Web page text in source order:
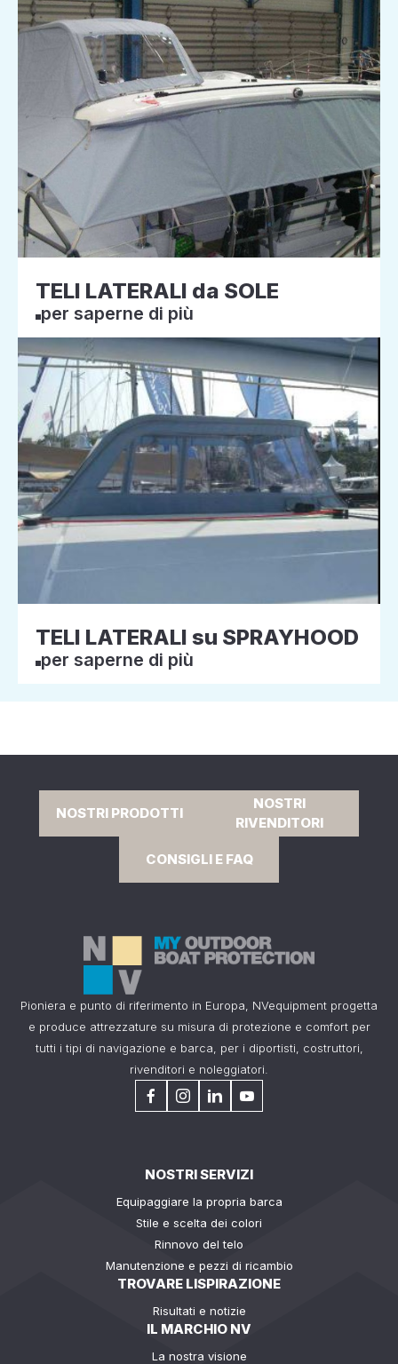
TELI LATERALI da SOLE
per saperne di più
TELI LATERALI su SPRAYHOOD
per saperne di più
NOSTRI PRODOTTI
NOSTRI
RIVENDITORI
CONSIGLI E FAQ
Pioniera e punto di riferimento in Europa, NVequipment progetta
e produce attrezzature su misura di protezione e comfort per
tutti i tipi di navigazione e barca, per i diportisti, costruttori,
rivenditori e noleggiatori.
NOSTRI SERVIZI
Equipaggiare la propria barca
Stile e scelta dei colori
Rinnovo del telo
Manutenzione e pezzi di ricambio
TROVARE LISPIRAZIONE
Risultati e notizie
IL MARCHIO NV
La nostra visione